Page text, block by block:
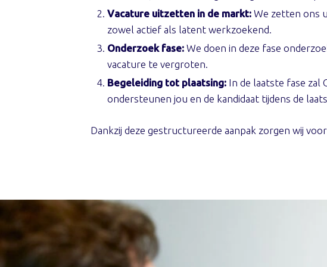
Vacature uitzetten in de markt: We zetten ons
zowel actief als latent werkzoekend.
Onderzoek fase: We doen in deze fase
vacature te vergroten.
Begeleiding tot plaatsing: In de laatste fase zal
ondersteunen jou en de kandidaat tijdens de
Dankzij deze gestructureerde aanpak zorgen wij